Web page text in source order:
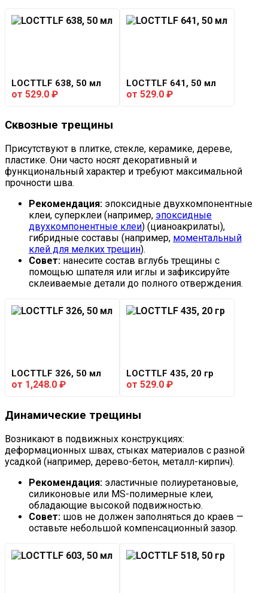
LOCTTLF 638, 50 мл
от 529.0 ₽
LOCTTLF 641, 50 мл
от 529.0 ₽
Сквозные трещины
Присутствуют в плитке, стекле, керамике, дереве,
пластике. Они часто носят декоративный и
функциональный характер и требуют максимальной
прочности шва.
Рекомендация: эпоксидные двухкомпонентные
клеи, суперклеи (например, эпоксидные
двухкомпонентные клеи) (цианоакрилаты),
гибридные составы (например, моментальный
клей для мелких трещин).
Совет: нанесите состав вглубь трещины с
помощью шпателя или иглы и зафиксируйте
склеиваемые детали до полного отверждения.
LOCTTLF 326, 50 мл
от 1,248.0 ₽
LOCTTLF 435, 20 гр
от 529.0 ₽
Динамические трещины
Возникают в подвижных конструкциях:
деформационных швах, стыках материалов с разной
усадкой (например, дерево-бетон, металл-кирпич).
Рекомендация: эластичные полиуретановые,
силиконовые или MS-полимерные клеи,
обладающие высокой подвижностью.
Совет: шов не должен заполняться до краев —
оставьте небольшой компенсационный зазор.